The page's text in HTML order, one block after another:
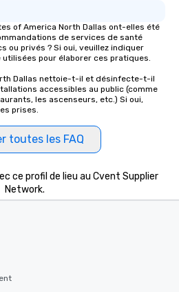
of America North Dallas ont-elles été
de services de santé
ou privés ? Si oui, veuillez indiquer
pour élaborer ces pratiques.
Dallas nettoie-t-il et désinfecte-t-il
accessibles au public (comme
les ascenseurs, etc.) Si oui,
prises.
toutes les FAQ
ce profil de lieu au Cvent Supplier
Network.